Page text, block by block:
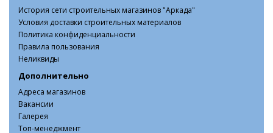
История сети строительных магазинов "Аркада"
Условия доставки строительных материалов
Политика конфиденциальности
Правила пользования
Неликвиды
Дополнительно
Адреса магазинов
Вакансии
Галерея
Топ-менеджмент